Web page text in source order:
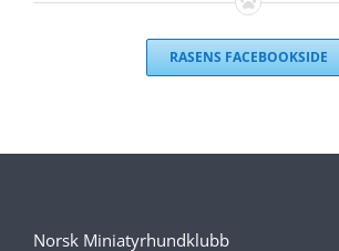
RASENS FACEBOOKSIDE
Norsk Miniatyrhundklubb